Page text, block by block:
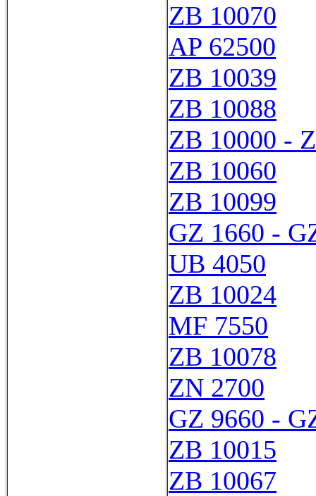
ZB 10070
AP 62500
ZB 10039
ZB 10088
ZB 10000 -
ZB 10060
ZB 10099
GZ 1660 -
UB 4050
ZB 10024
MF 7550
ZB 10078
ZN 2700
GZ 9660 -
ZB 10015
ZB 10067